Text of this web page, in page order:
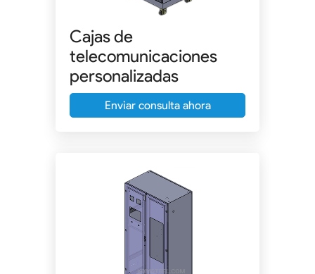
Cajas de
telecomunicaciones
personalizadas
Enviar consulta ahora